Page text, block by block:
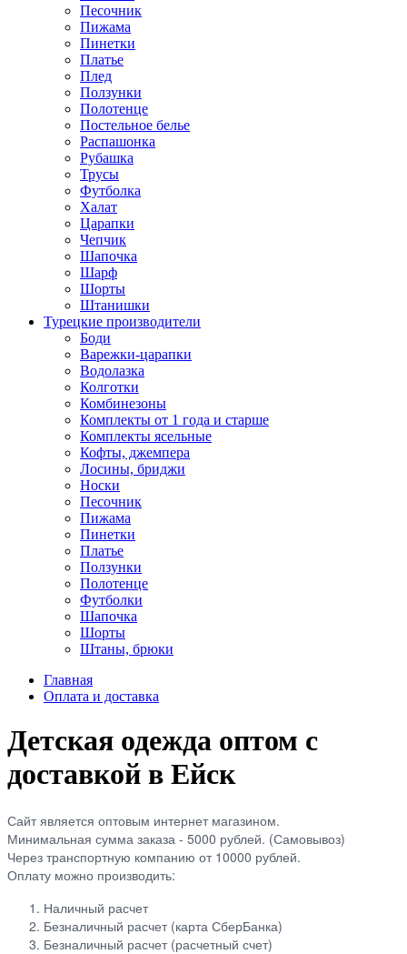
Песочник
Пижама
Пинетки
Платье
Плед
Ползунки
Полотенце
Постельное белье
Распашонка
Рубашка
Трусы
Футболка
Халат
Царапки
Чепчик
Шапочка
Шарф
Шорты
Штанишки
Турецкие производители
Боди
Варежки-царапки
Водолазка
Колготки
Комбинезоны
Комплекты от 1 года и старше
Комплекты ясельные
Кофты, джемпера
Лосины, бриджи
Носки
Песочник
Пижама
Пинетки
Платье
Ползунки
Полотенце
Футболки
Шапочка
Шорты
Штаны, брюки
Главная
Оплата и доставка
Детская одежда оптом с
доставкой в Ейск
Сайт является оптовым интернет магазином.
Минимальная сумма заказа - 5000 рублей. (Самовывоз)
Через транспортную компанию от 10000 рублей.
Оплату можно производить:
Наличный расчет
Безналичный расчет (карта СберБанка)
Безналичный расчет (расчетный счет)